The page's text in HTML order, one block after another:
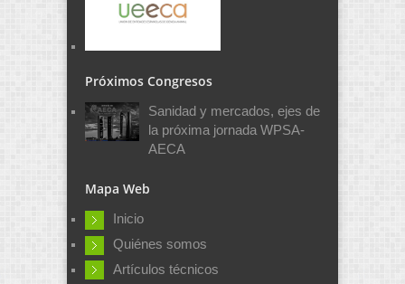
Próximos Congresos
Sanidad y mercados, ejes de
la próxima jornada WPSA-
AECA
Mapa Web
Inicio
Quiénes somos
Artículos técnicos